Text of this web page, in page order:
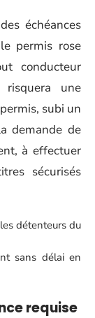
échéances
permis rose
conducteur
une
subi un
demande de
à effectuer
sécurisés
détenteurs du
sans délai en
requise